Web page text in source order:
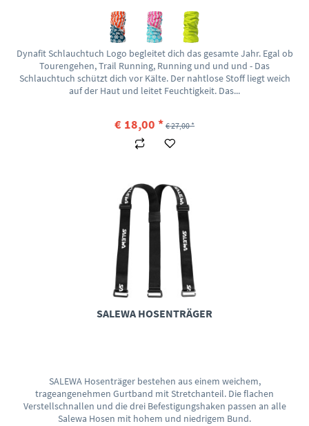
Dynafit Schlauchtuch Logo begleitet dich das gesamte Jahr. Egal ob
Tourengehen, Trail Running, Running und und und - Das
Schlauchtuch schützt dich vor Kälte. Der nahtlose Stoff liegt weich
auf der Haut und leitet Feuchtigkeit. Das...
€ 18,00 * € 27,00 *
SALEWA HOSENTRÄGER
SALEWA Hosenträger bestehen aus einem weichem,
trageangenehmen Gurtband mit Stretchanteil. Die flachen
Verstellschnallen und die drei Befestigungshaken passen an alle
Salewa Hosen mit hohem und niedrigem Bund.